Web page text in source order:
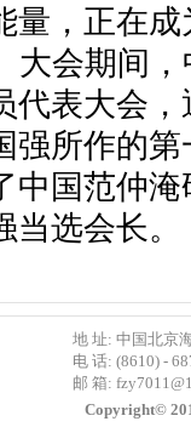
量，正在
大会期间，
代表大会
强所作的
中国范仲
当选会长。
地 址: 中国北京
电 话: (8610) -
邮 箱:
Copyright©